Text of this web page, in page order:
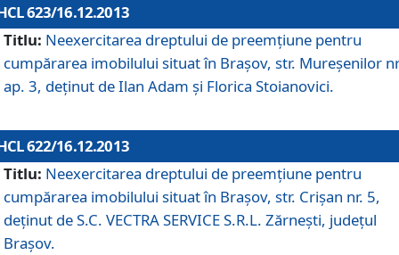
623/16.12.2013
Titlu: Neexercitarea dreptului de preemţiune pentru
cumpărarea imobilului situat în Braşov, str. Mureşenilor
ap. 3, deţinut de Ilan Adam şi Florica Stoianovici.
622/16.12.2013
Titlu: Neexercitarea dreptului de preemţiune pentru
cumpărarea imobilului situat în Braşov, str. Crişan nr. 5,
deţinut de S.C. VECTRA SERVICE S.R.L. Zărneşti, judeţul
Braşov.